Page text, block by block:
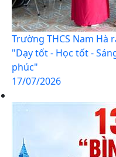
Trường THCS Nam Hà
"Dạy tốt - Học tốt -
phúc"
17/07/2026